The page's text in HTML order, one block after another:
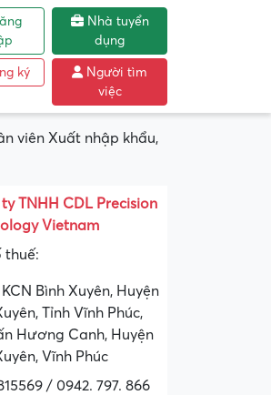
ký
Nhà tuyển
dụng
Người tìm
việc
viên Xuất nhập khẩu,
TNHH CDL Precision
Vietnam
thuế:
KCN Bình Xuyên, Huyện
Tỉnh Vĩnh Phúc,
Hương Canh, Huyện
Vĩnh Phúc
/ 0942. 797. 866